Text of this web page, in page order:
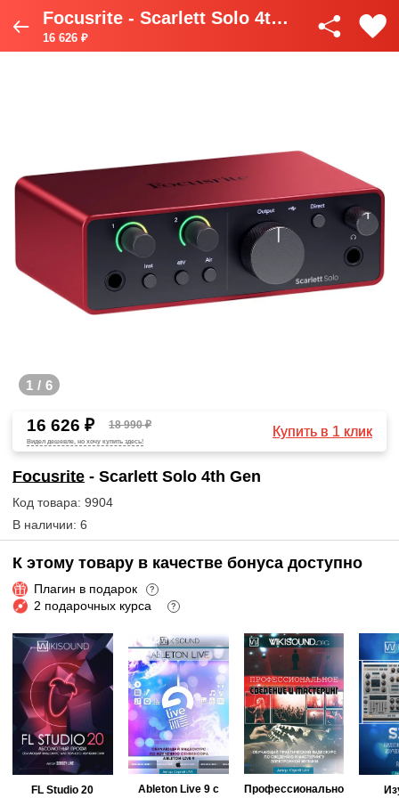
Focusrite - Scarlett Solo 4th Gen
16 626 ₽
1 / 6
16 626 ₽ 18 990 ₽
Видел дешевле, но хочу купить здесь!
Купить в 1 клик
Focusrite - Scarlett Solo 4th Gen
Код товара: 9904
В наличии: 6
К этому товару в качестве бонуса доступно
Плагин в подарок ?
2 подарочных курса ?
FL Studio 20
Ableton Live 9 с
Профессионально